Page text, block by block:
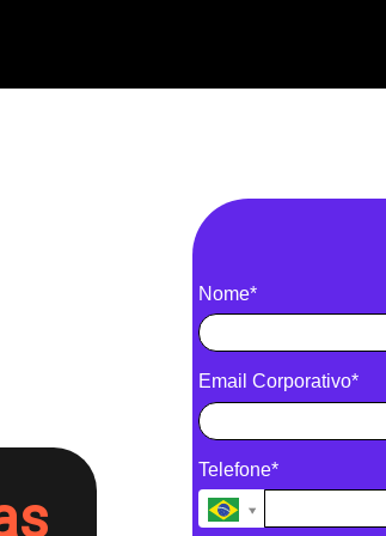
Nome*
Email Corporativo*
Telefone*